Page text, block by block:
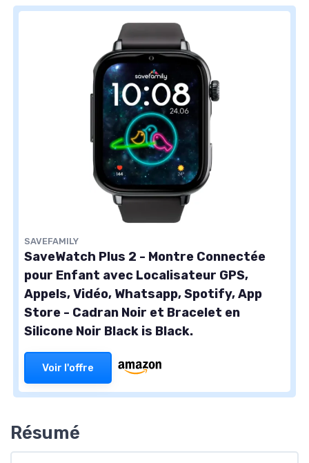
SAVEFAMILY
SaveWatch Plus 2 - Montre Connectée
pour Enfant avec Localisateur GPS,
Appels, Vidéo, Whatsapp, Spotify, App
Store - Cadran Noir et Bracelet en
Silicone Noir Black is Black.
Voir l'offre
Résumé